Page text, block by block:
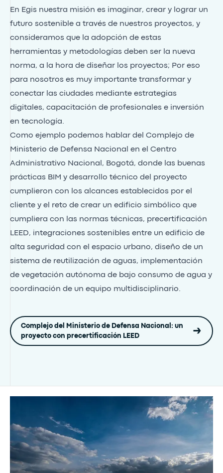
En Egis nuestra misión es imaginar, crear y lograr un
futuro sostenible a través de nuestros proyectos, y
consideramos que la adopción de estas
herramientas y metodologías deben ser la nueva
norma, a la hora de diseñar los proyectos; Por eso
para nosotros es muy importante transformar y
conectar las ciudades mediante estrategias
digitales, capacitación de profesionales e inversión
en tecnología.
Como ejemplo podemos hablar del Complejo de
Ministerio de Defensa Nacional en el Centro
Administrativo Nacional, Bogotá, donde las buenas
prácticas BIM y desarrollo técnico del proyecto
cumplieron con los alcances establecidos por el
cliente y el reto de crear un edificio simbólico que
cumpliera con las normas técnicas, precertificación
LEED, integraciones sostenibles entre un edificio de
alta seguridad con el espacio urbano, diseño de un
sistema de reutilización de aguas, implementación
de vegetación autónoma de bajo consumo de agua y
coordinación de un equipo multidisciplinario.
Complejo del Ministerio de Defensa Nacional: un
proyecto con precertificación LEED